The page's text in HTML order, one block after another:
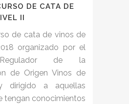
DE CATA DE
II
de cata de vinos de
organizado por el
de la
de Origen Vinos de
dirigido a aquellas
tengan conocimientos